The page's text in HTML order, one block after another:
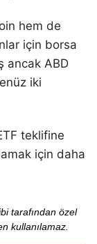
hem de
için borsa
ancak ABD
iki
teklifine
için daha
tarafından özel
kullanılamaz.